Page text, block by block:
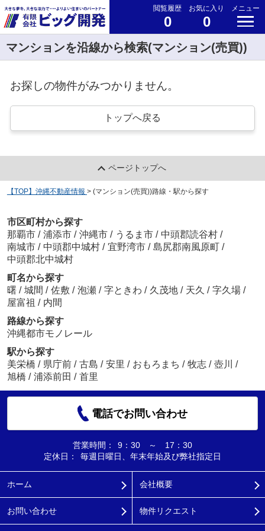
閲覧履歴
0
お気に入り
0
メニュー
マンションを沿線から検索(マンション(売買))
お探しの物件がみつかりません。
トップへ戻る
ページトップへ
【TOP】沖縄不動産情報 > (マンション(売買))路線・駅から探す
市区町村から探す
那覇市 / 浦添市 / 沖縄市 / うるま市 / 中頭郡読谷村 /
南城市 / 中頭郡中城村 / 宜野湾市 / 島尻郡南風原町 /
中頭郡北中城村
町名から探す
曙 / 城間 / 佐敷 / 泡瀬 / 字ときわ / 久茂地 / 天久 / 字久場 /
屋富祖 / 内間
路線から探す
沖縄都市モノレール
駅から探す
美栄橋 / 県庁前 / 古島 / 安里 / おもろまち / 牧志 / 壺川
/
旭橋 / 浦添前田 / 首里
電話でお問い合わせ
営業時間：
9：30 ～ 17：30
定休日：
毎週日曜日、年末年始及び弊社指定日
ホーム 会社概要
お問い合わせ 物件リクエスト